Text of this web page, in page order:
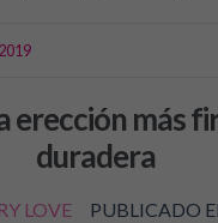
erección más
duradera
LOVE PUBLICADO